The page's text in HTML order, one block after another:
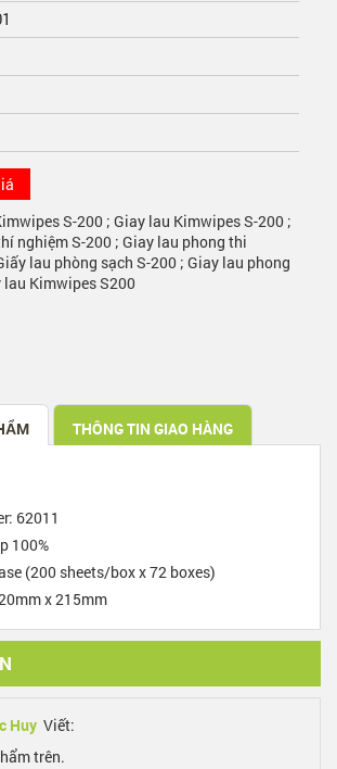
S-200 ; Giay lau Kimwipes S-200 ;
nghiệm S-200 ; Giay lau phong thi
lau phòng sạch S-200 ; Giay lau phong
lau Kimwipes S200
THÔNG TIN GIAO HÀNG
62011
100%
(200 sheets/box x 72 boxes)
x 215mm
Huy Viết:
trên.